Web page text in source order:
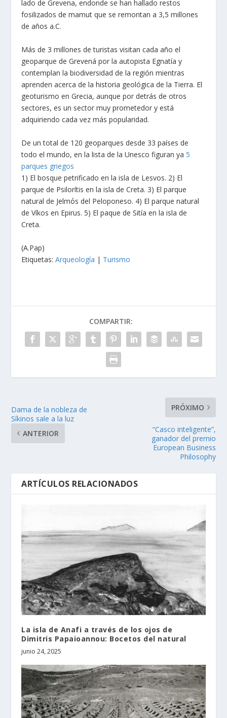
lado de Grevena, endonde se han hallado restos
fosilizados de mamut que se remontan a 3,5 millones
de años a.C.
Más de 3 millones de turistas visitan cada año el
geoparque de Grevená por la autopista Egnatía y
contemplan la biodiversidad de la región mientras
aprenden acerca de la historia geológica de la Tierra. El
geoturismo en Grecia, aunque por detrás de otros
sectores, es un sector muy prometedor y está
adquiriendo cada vez más popularidad.
De un total de 120 geoparques desde 33 países de
todo el mundo, en la lista de la Unesco figuran ya5
parques griegos
1) El bosque petrificado en la isla de Lesvos. 2) El
parque de Psilorítis en la isla de Creta. 3) El parque
natural de Jelmόs del Peloponeso. 4) El parque natural
de Víkos en Epirus. 5) El paque de Sitía en la isla de
Creta.
(A.Pap)
Etiquetas:Arqueología | Turismo
COMPARTIR:
Dama de la nobleza de
Síkinos sale a la luz
ANTERIOR
PRÓXIMO
“Casco inteligente”,
ganador del premio
European Business
Philosophy
ARTÍCULOS RELACIONADOS
La isla de Anafi a través de los ojos de
Dimitris Papaioannou: Bocetos del natural
junio 24, 2025